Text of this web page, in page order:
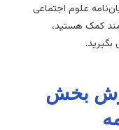
علوم اجتماعی
کمک هستید،
بخش